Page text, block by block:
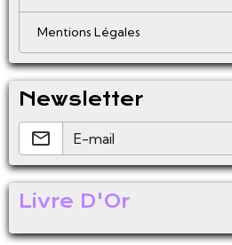
Mentions Légales
Newsletter
Livre D'Or